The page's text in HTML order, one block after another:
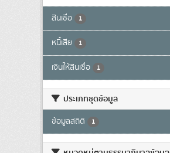
สินเชื่อ 1
หนี้เสีย 1
เงินให้สินเชื่อ 1
ประเภทชุดข้อมูล
ข้อมูลสถิติ 1